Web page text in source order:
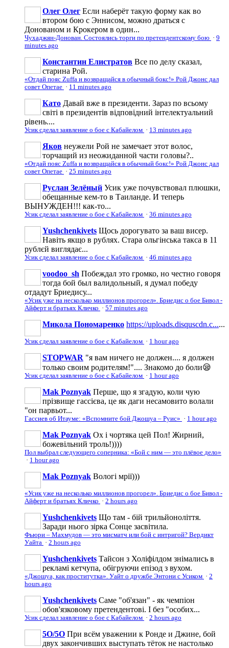
Олег Олег Если наберёт такую форму как во
втором бою с Эннисом, можно драться с
Донованом и Крокером в один...
Чухаджян-Донован. Состоялись торги по претендентскому бою · 9
minutes ago
Константин Елистратов Все по делу сказал,
старина Рой.
«Отдай пояс Zuffa и возвращайся в обычный бокс!» Рой Джонс дал
совет Опетае · 11 minutes ago
Като Давай вже в президенти. Зараз по всьому
світі в президентів відповідний інтелектуальний
рівень....
Усик сделал заявление о бое с Кабайелом · 13 minutes ago
Яков неужели Рой не замечает этот волос,
торчащий из неожиданной части головы?..
«Отдай пояс Zuffa и возвращайся в обычный бокс!» Рой Джонс дал
совет Опетае · 25 minutes ago
Руслан Зелёный Усик уже почувствовал плюшки,
обещанные кем-то в Таиланде. И теперь
ВЫНУЖДЕН!!! как-то...
Усик сделал заявление о бое с Кабайелом · 36 minutes ago
Yushchenkivets Щось дорогувато за ваш висер.
Навіть якщо в рублях. Стара ольгінська такса в 11
рублєй виглядає...
Усик сделал заявление о бое с Кабайелом · 46 minutes ago
voodoo_sh Побеждал это громко, но честно говоря
тогда бой был валидольный, я думал победу
отдадут Бриедису...
«Усик уже на несколько миллионов прогорел». Бриедис о бое Бивол -
Айферт и братьях Кличко · 57 minutes ago
Микола Пономаренко https://uploads.disquscdn.c......
Усик сделал заявление о бое с Кабайелом · 1 hour ago
STOPWAR "я вам ничего не должен.... я должен
только своим родителям!".... Знакомо до боли😪
Усик сделал заявление о бое с Кабайелом · 1 hour ago
Mak Poznyak Перше, що я згадую, коли чую
прізвище гассієва, це як даги несамовито волали
"он парвьот...
Гассиев об Итауме: «Вспомните бой Джошуа – Руис» · 1 hour ago
Mak Poznyak Ох і чортяка цей Пол! Жирний,
божевільний троль!))))
Пол выбрал следующего соперника: «Бой с ним — это плёвое дело»
· 1 hour ago
Mak Poznyak Вологі мрії)))
«Усик уже на несколько миллионов прогорел». Бриедис о бое Бивол -
Айферт и братьях Кличко · 2 hours ago
Yushchenkivets Що там - бій трильйоноліття.
Заради нього зірка Сонце засвітила.
Фьюри – Махмудов — это мисматч или бой с интригой? Вердикт
Уайта · 2 hours ago
Yushchenkivets Тайсон з Холіфілдом знімались в
рекламі кетчупа, обігруючи епізод з вухом.
«Джошуа, как проститутка». Уайт о дружбе Энтони с Усиком · 2
hours ago
Yushchenkivets Саме "об'язан" - як чемпіон
обов'язковому претендентові. І без "особих...
Усик сделал заявление о бое с Кабайелом · 2 hours ago
5O/5O При всём уважении к Ронде и Джине, бой
двух закончивших выступать тёток не настолько